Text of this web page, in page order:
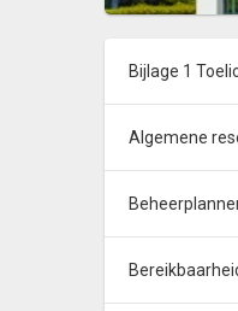
Bijlage 1
Algemene